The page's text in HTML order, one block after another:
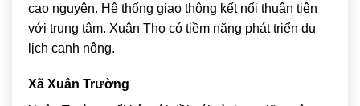
cao nguyên. Hệ thống giao thông kết nối thuận tiện
với trung tâm. Xuân Thọ có tiềm năng phát triển du
lịch canh nông.
Xã Xuân Trường